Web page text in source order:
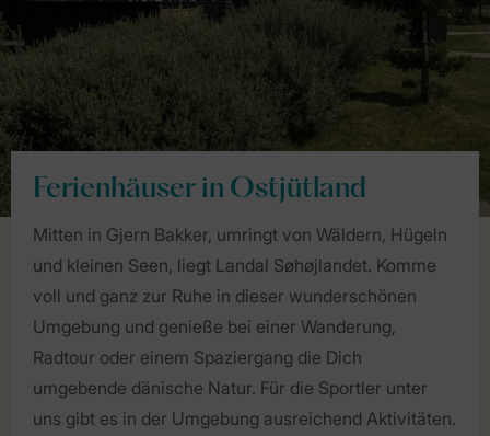
Ferienhäuser in Ostjütland
Mitten in Gjern Bakker, umringt von Wäldern, Hügeln
und kleinen Seen, liegt Landal Søhøjlandet. Komme
voll und ganz zur Ruhe in dieser wunderschönen
Umgebung und genieße bei einer Wanderung,
Radtour oder einem Spaziergang die Dich
umgebende dänische Natur. Für die Sportler unter
uns gibt es in der Umgebung ausreichend Aktivitäten.